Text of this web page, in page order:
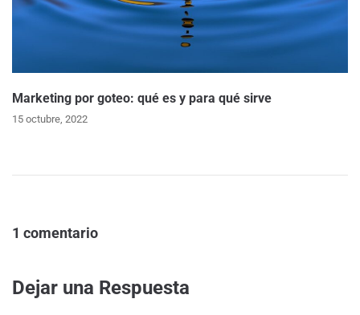
Marketing por goteo: qué es y para qué sirve
15 octubre, 2022
1 comentario
Dejar una Respuesta